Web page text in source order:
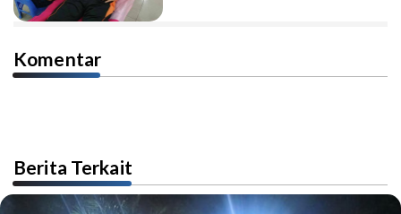
Komentar
Berita Terkait